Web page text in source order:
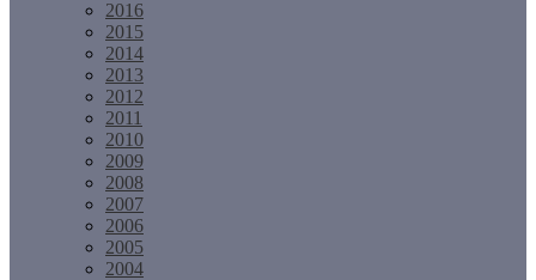
2016
2015
2014
2013
2012
2011
2010
2009
2008
2007
2006
2005
2004